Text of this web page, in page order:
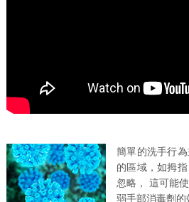
簡單的洗手行
的區域，如拇
忽略， 這可能
弱手部消毒劑的